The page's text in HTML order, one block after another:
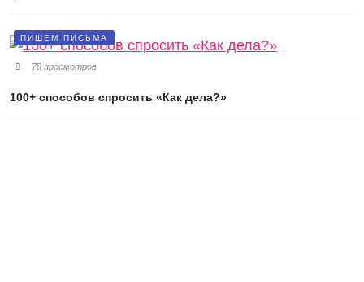
ПИШЕМ ПИСЬМА
78 просмотров
100+ способов спросить «Как дела?»